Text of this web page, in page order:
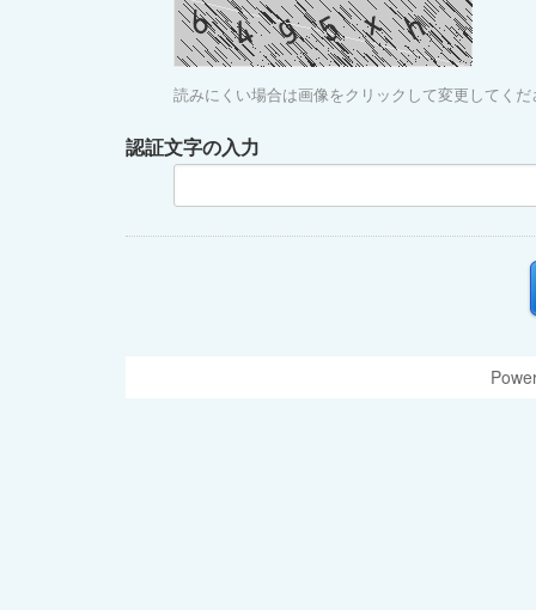
読みにくい場合は画像をクリックして変更してくだ
認証文字の入力